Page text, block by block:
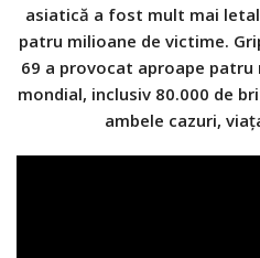
asiatică a fost mult mai
patru milioane de victime.
69 a provocat aproape patru
mondial, inclusiv 80.000 de
ambele cazuri,